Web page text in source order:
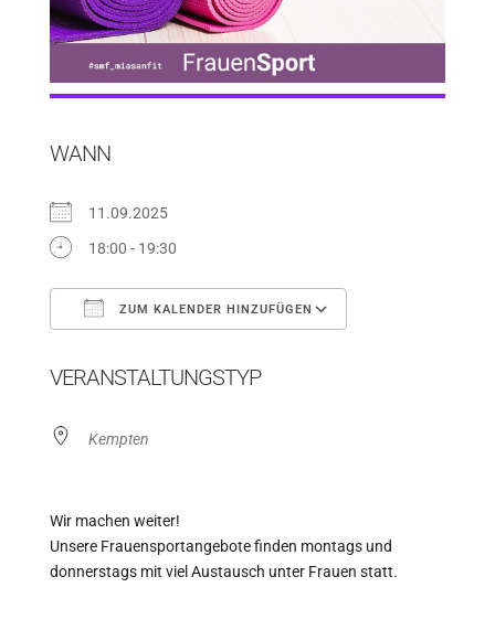
WANN
11.09.2025
18:00 - 19:30
ZUM KALENDER HINZUFÜGEN
VERANSTALTUNGSTYP
Kempten
Wir machen weiter!
Unsere Frauensportangebote finden montags und
donnerstags mit viel Austausch unter Frauen statt.